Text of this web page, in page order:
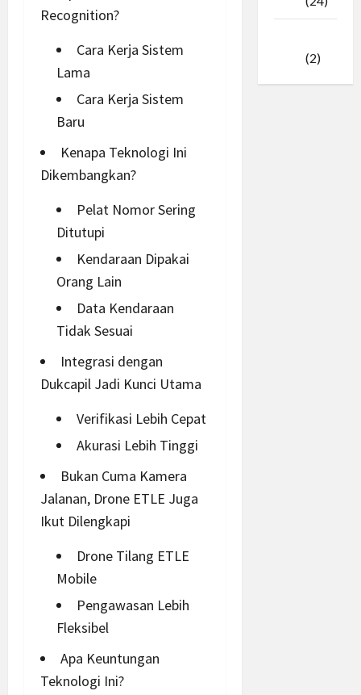
Recognition?
Cara Kerja Sistem
Lama
Cara Kerja Sistem
Baru
Kenapa Teknologi Ini
Dikembangkan?
Pelat Nomor Sering
Ditutupi
Kendaraan Dipakai
Orang Lain
Data Kendaraan
Tidak Sesuai
Integrasi dengan
Dukcapil Jadi Kunci Utama
Verifikasi Lebih Cepat
Akurasi Lebih Tinggi
Bukan Cuma Kamera
Jalanan, Drone ETLE Juga
Ikut Dilengkapi
Drone Tilang ETLE
Mobile
Pengawasan Lebih
Fleksibel
Apa Keuntungan
Teknologi Ini?
(2)